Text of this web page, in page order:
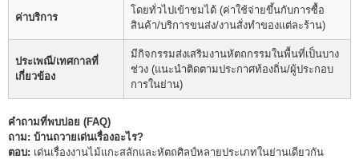
ค่าบริการ
โดยทั่วไปเข้าชมได้ (ค่าใช้จ่ายขึ้นกับการซื้อ
สินค้า/บริการขนส่ง/งานสั่งทำของแต่ละร้าน)
ประเพณี/เทศกาลที่
เกี่ยวข้อง
มีกิจกรรมส่งเสริมงานหัตถกรรมในพื้นที่เป็นบาง
ช่วง (แนะนำติดตามประกาศท้องถิ่น/ผู้ประกอบ
การในย่าน)
คำถามที่พบบ่อย (FAQ)
ถาม: บ้านถวายเด่นเรื่องอะไร?
ตอบ: เด่นเรื่องงานไม้แกะสลักและหัตถศิลป์หลายประเภทในย่านเดียวกัน